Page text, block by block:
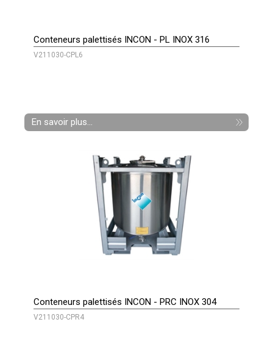
Conteneurs palettisés INCON - PL INOX 316
V211030-CPL6
En savoir plus...
Conteneurs palettisés INCON - PRC INOX 304
V211030-CPR4